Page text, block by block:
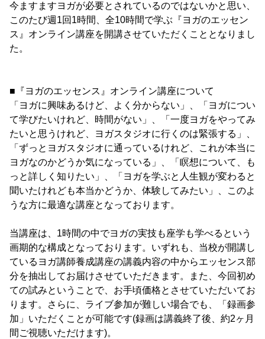
今ますますヨガが必要とされているのではないかと思い、
このたび週1回1時間、全10時間で学ぶ『ヨガのエッセン
ス』オンライン講座を開講させていただくこととなりまし
た。
■『ヨガのエッセンス』オンライン講座について
「ヨガに興味あるけど、よく分からない」、「ヨガについ
て学びたいけれど、時間がない」、「一度ヨガをやってみ
たいと思うけれど、ヨガスタジオに行くのは緊張する」、
「ずっとヨガスタジオに通っているけれど、これが本当に
ヨガなのかどうか気になっている」、「瞑想について、も
っと詳しく知りたい」、「ヨガを学ぶと人生観が変わると
聞いたけれども本当かどうか、体験してみたい」、このよ
うな方に最適な講座となっております。
当講座は、1時間の中でヨガの実技も座学も学べるという
画期的な構成となっております。いずれも、当校が開講し
ているヨガ講師養成講座の講義内容の中からエッセンス部
分を抽出してお届けさせていただきます。また、今回初め
ての試みということで、お手頃価格とさせていただいてお
ります。さらに、ライブ参加が難しい場合でも、「録画参
加」いただくことが可能です(録画は講義終了後、約2ヶ月
間ご視聴いただけます)。